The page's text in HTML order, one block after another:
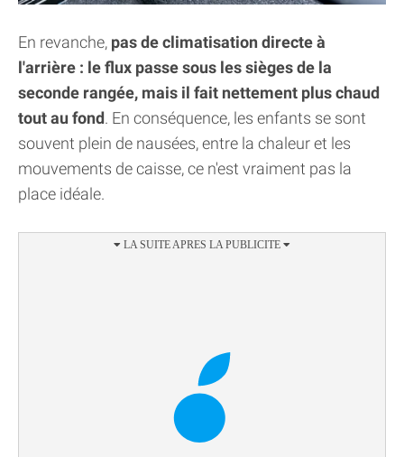
En revanche, pas de climatisation directe à
l'arrière : le flux passe sous les sièges de la
seconde rangée, mais il fait nettement plus chaud
tout au fond. En conséquence, les enfants se sont
souvent plein de nausées, entre la chaleur et les
mouvements de caisse, ce n'est vraiment pas la
place idéale.